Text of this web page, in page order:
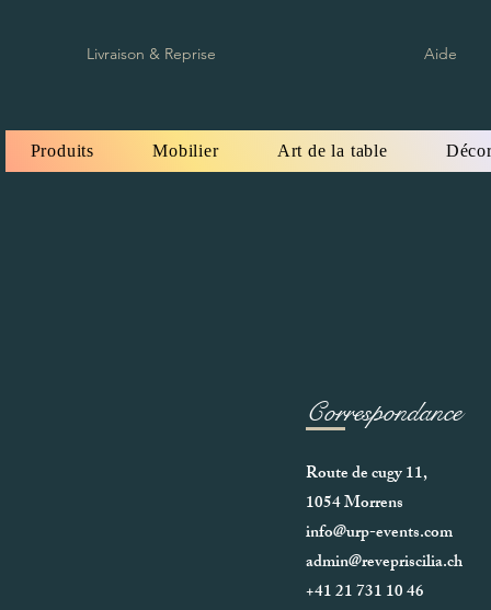
Produits Mobilier Art de la table
Correspondance
Route de cugy 11,
1054 Morrens
info@urp-events.com
admin@revepriscilia.ch
+41 21 731 10 46
Livraison & Reprise Aide